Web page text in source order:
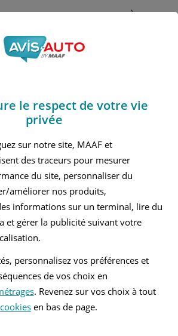
Rechercher À propos
un devis d'assurance auto MAAF
X1 3 Grand
(2022 - )
Recherche d'un véhicule
Comparer deux véhicules
Recherche
le respect de votre vie
privée
sur notre site, MAAF et
des traceurs pour mesurer
du site, personnaliser du
améliorer nos produits,
informations sur un terminal, lire du
et gérer la publicité suivant votre
personnalisez vos préférences et
de vos choix en
. Revenez sur vos choix à tout
cookiesen bas de page.